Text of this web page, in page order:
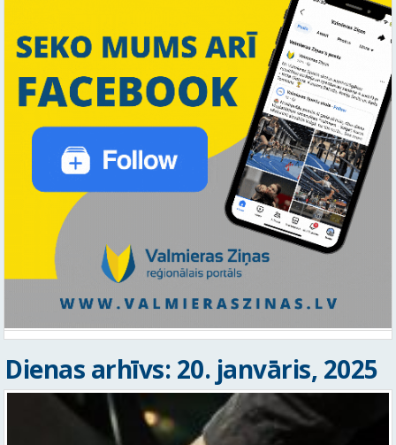
Dienas arhīvs: 20. janvāris, 2025